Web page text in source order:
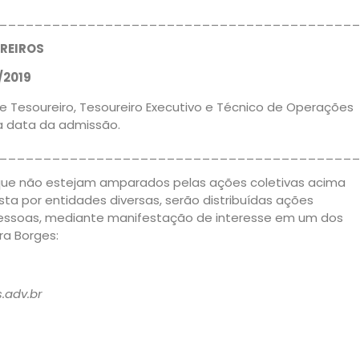
Tesoureiro, Tesoureiro Executivo e Técnico de Operações
data da admissão.
não estejam amparados pelas ações coletivas acima
por entidades diversas, serão distribuídas ações
mediante manifestação de interesse em um dos
Borges: